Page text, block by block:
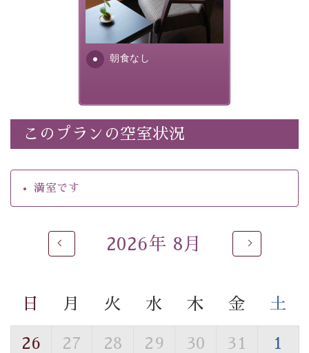
-------------------------------------------------
・宿泊料金5%OFF
・環境に配慮したアメニティをご用意
・館内フリーWi-Fi
・駐車場完備
・チェックイン15時、チェックアウト10時
自家源泉「美翠源泉」は酸化の進みが遅く新鮮で若返り
の効果が高い、極めて希有な源泉です。身も心も癒され
温泉の成分に合わせ、防菌防カビの特殊素材の畳を使
用。 足元が柔らかく、そして滑りにくい畳のお風呂で
す。
朝食なし
合は朝食付きのプランをお選
びくださいませ。
このプランの空室状況
満室です
2026年 8月
日 月 火 水 木 金 土
26 27 28 29 30 31 1